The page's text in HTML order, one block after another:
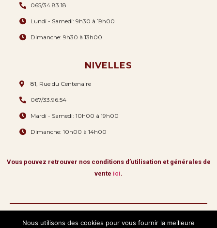
065/34.83.18
Lundi - Samedi: 9h30 à 19h00
Dimanche: 9h30 à 13h00
NIVELLES
81, Rue du Centenaire
067/33.96.54
Mardi - Samedi: 10h00 à 19h00
Dimanche: 10h00 à 14h00
Vous pouvez retrouver nos conditions d’utilisation et générales de
vente ici.
Nous utilisons des cookies pour vous fournir la meilleure